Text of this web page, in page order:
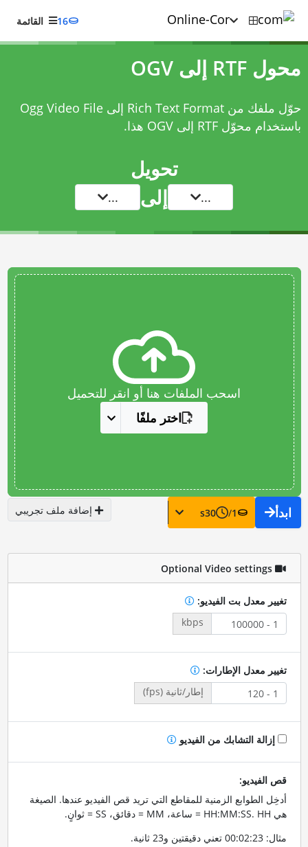
16 القائمة
محول RTF إلى OGV
حوّل ملفك من Rich Text Format إلى Ogg Video File
باستخدام محوّل RTF إلى OGV هذا.
تحويل
... إلى ...
اسحب الملفات هنا أو انقر للتحميل
اختر ملفًا
ابدأ 1
/
30
s إضافة ملف تجريبي
Optional Video settings
تغيير معدل بت الفيديو:
kbps
تغيير معدل الإطارات:
إطار/ثانية (fps)
إزالة التشابك من الفيديو
قص الفيديو:
أدخِل الطوابع الزمنية للمقاطع التي تريد قص الفيديو عندها. الصيغة
هي HH:MM:SS. HH = ساعة، MM = دقائق، SS = ثوانٍ.
مثال: 00:02:23 تعني دقيقتين و23 ثانية.